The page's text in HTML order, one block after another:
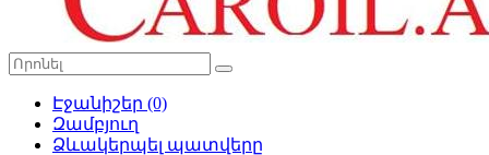
Էջանիշեր (0)
Զամբյուղ
Ձևակերպել պատվերը